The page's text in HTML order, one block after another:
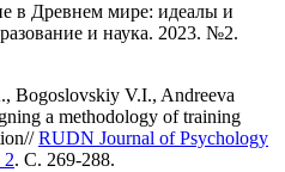
в Древнем мире: идеалы и
и наука. 2023. №2.
Bogoslovskiy V.I., Andreeva
a methodology of training
RUDN Journal of Psychology
. С. 269-288.